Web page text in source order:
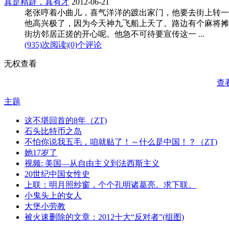
老张哼着小曲儿，喜气洋洋的踱出家门，他要去街上转一
他高兴极了，因为今天神九飞船上天了。路边有个麻将
街坊邻居正搓的开心呢。他急不可待要宣传这一 ...
(935)次阅读|(0)个评论
无权查看
查
主题
这不堪回首的8年（ZT)
石头比特币之岛
不怕你说我五毛，咱就贴了！～什么是中国！？（ZT)
她17岁了
视频: 美国—从自由主义到法西斯主义
20世纪中国女性史
上联：明月照纱窗，个个孔明诸葛亮。求下联。
小鬼头上的女人
大堡小劳教
被火速删除的文章：2012十大“反对者”(组图)